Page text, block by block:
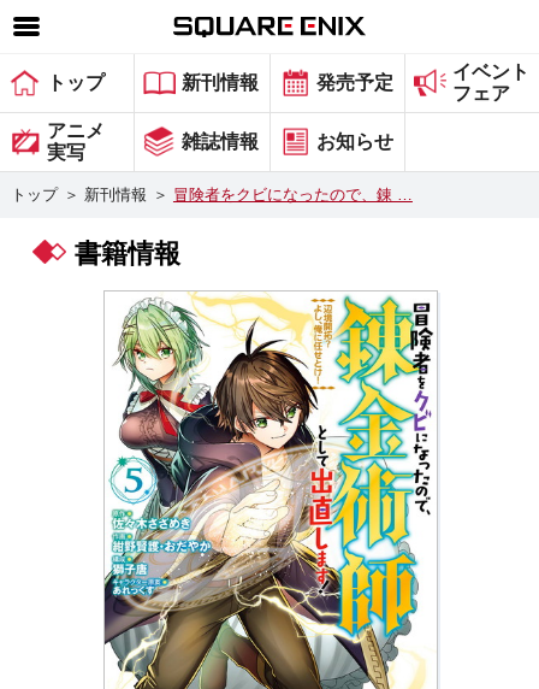
SQUARE ENIX 公式サイトメニュー
ゲーム
マガジン＆ブックス
グッズ
会社情報 採用情報
スクウェア・エニックス サイト内検索
トップ 新刊情報 発売予定
イベント
フェア
アニメ
実写
雑誌情報 お知らせ
トップ ＞ 新刊情報 ＞ 冒険者をクビになったので、錬 …
書籍情報